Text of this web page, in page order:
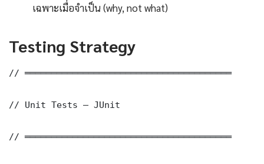
เฉพาะเมื่อจำเป็น (why, not what)
Testing Strategy
// ═══════════════════════════════════════
// Unit Tests — JUnit
// ═══════════════════════════════════════